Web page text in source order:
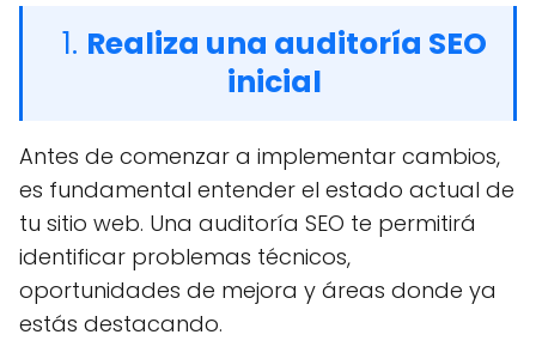
1. Realiza una auditoría SEO
inicial
Antes de comenzar a implementar cambios,
es fundamental entender el estado actual de
tu sitio web. Una auditoría SEO te permitirá
identificar problemas técnicos,
oportunidades de mejora y áreas donde ya
estás destacando.